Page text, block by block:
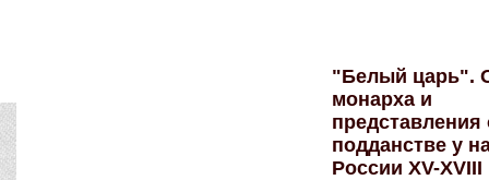
"Белый царь".
монарха и
представления
подданстве у
России XV-XVIII